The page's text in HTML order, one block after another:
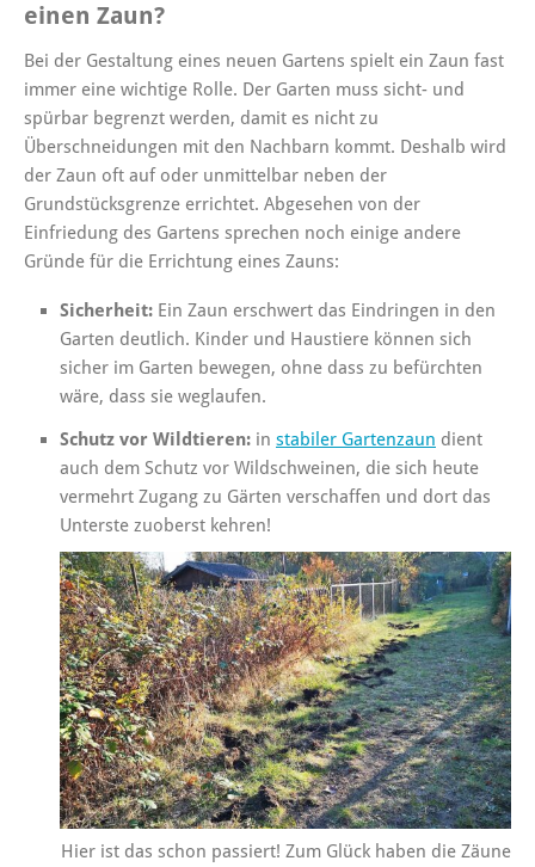
einen Zaun?
Bei der Gestaltung eines neuen Gartens spielt ein Zaun fast
immer eine wichtige Rolle. Der Garten muss sicht- und
spürbar begrenzt werden, damit es nicht zu
Überschneidungen mit den Nachbarn kommt. Deshalb wird
der Zaun oft auf oder unmittelbar neben der
Grundstücksgrenze errichtet. Abgesehen von der
Einfriedung des Gartens sprechen noch einige andere
Gründe für die Errichtung eines Zauns:
Sicherheit: Ein Zaun erschwert das Eindringen in den
Garten deutlich. Kinder und Haustiere können sich
sicher im Garten bewegen, ohne dass zu befürchten
wäre, dass sie weglaufen.
Schutz vor Wildtieren: in stabiler Gartenzaun dient
auch dem Schutz vor Wildschweinen, die sich heute
vermehrt Zugang zu Gärten verschaffen und dort das
Unterste zuoberst kehren!
Hier ist das schon passiert! Zum Glück haben die Zäune